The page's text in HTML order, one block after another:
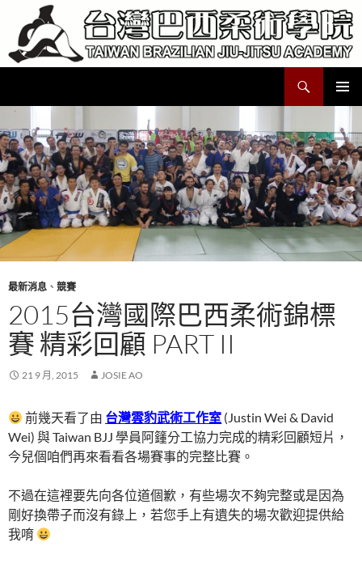
要
容
最新消息 、 競賽
2015台灣國際巴西柔術錦標
賽 精彩回顧 PART II
21 9 月, 2015 JOSIE AO
前幾天看了由 台灣雲豹武術工作室 (Justin Wei & David
Wei) 與 Taiwan BJJ 學員阿籦分工協力完成的精彩回顧短片，
今兒個咱們再來看看各場賽事的完整比賽。
不過在這裡要先向各位道個歉，有些場次不夠完整或是因為
剛好換帶子而沒有錄上，若您手上有遺失的場次歡迎提供給
我唷